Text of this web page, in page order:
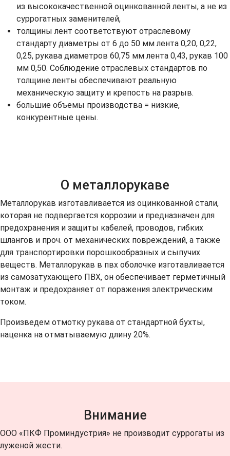
из высококачественной оцинкованной ленты, а не из
суррогатных заменителей,
толщины лент соответствуют отраслевому
стандарту диаметры от 6 до 50 мм лента 0,20, 0,22,
0,25, рукава диаметров 60,75 мм лента 0,43, рукав 100
мм 0,50. Соблюдение отраслевых стандартов по
толщине ленты обеспечивают реальную
механическую защиту и крепость на разрыв.
большие объемы производства = низкие,
конкурентные цены.
О металлорукаве
Металлорукав изготавливается из оцинкованной стали,
которая не подвергается коррозии и предназначен для
предохранения и защиты кабелей, проводов, гибких
шлангов и проч. от механических повреждений, а также
для транспортировки порошкообразных и сыпучих
веществ. Металлорукав в пвх оболочке изготавливается
из самозатухающего ПВХ, он обеспечивает герметичный
монтаж и предохраняет от поражения электрическим
током.
Произведем отмотку рукава от стандартной бухты,
наценка на отматываемую длину 20%.
Внимание
ООО «ПКФ Проминдустрия» не производит суррогаты из
луженой жести.